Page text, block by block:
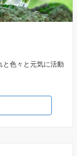
と色々と元気に活動